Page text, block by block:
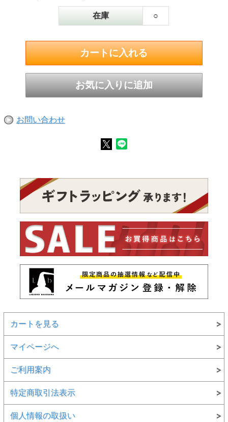
在庫 ○
お問い合わせ
カートを見る
マイページへ
ご利用案内
特定商取引法表示
個人情報の取扱い